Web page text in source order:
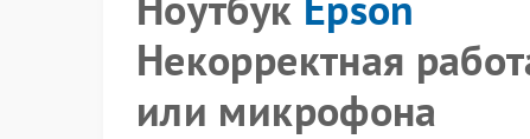
Некорректная
или микрофона